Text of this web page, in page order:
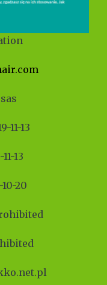
11-13
13
20